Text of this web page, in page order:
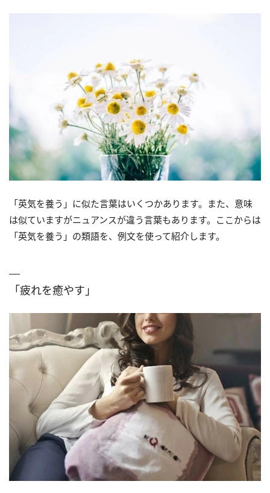
「英気を養う」に似た言葉はいくつかあります。また、意味
は似ていますがニュアンスが違う言葉もあります。ここからは
「英気を養う」の類語を、例文を使って紹介します。
「疲れを癒やす」